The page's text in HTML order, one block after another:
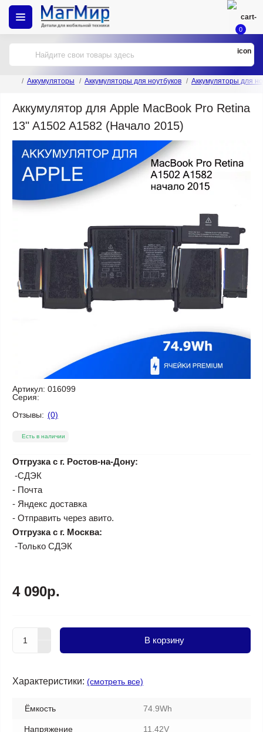
0
Аккумуляторы Аккумуляторы для ноутбуков Аккумуляторы для
Аккумулятор для Apple MacBook Pro Retina
13" A1502 A1582 (Начало 2015)
Артикул: 016099
Серия:
Отзывы: (0)
Есть в наличии
Отгрузка с г. Ростов-на-Дону:
-СДЭК
- Почта
- Яндекс доставка
- Отправить через авито.
Отгрузка с г. Москва:
-Только СДЭК
4 090р.
В корзину
Характеристики: (смотреть все)
Ёмкость 74.9Wh
Напряжение 11.42V